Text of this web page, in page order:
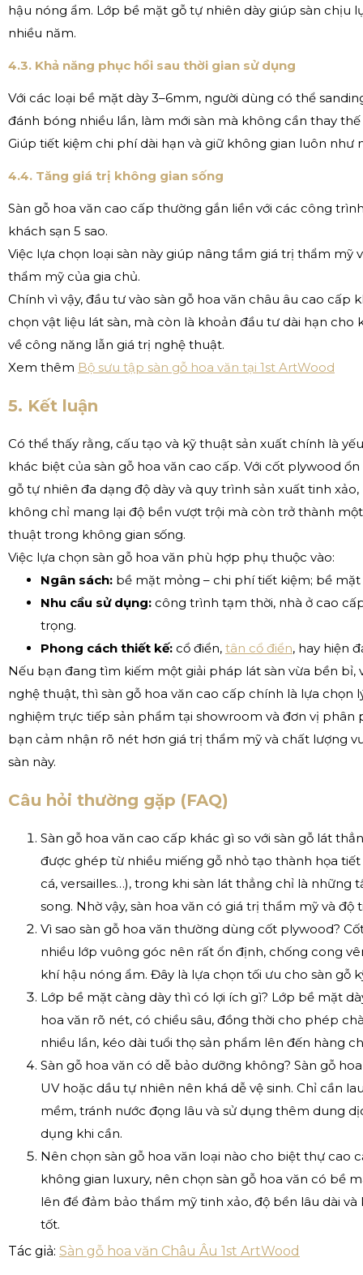
hậu nóng ẩm. Lớp bề mặt gỗ tự nhiên dày giúp sàn chịu
nhiều năm.
4.3. Khả năng phục hồi sau thời gian sử dụng
Với các loại bề mặt dày 3–6mm, người dùng có thể
đánh bóng nhiều lần, làm mới sàn mà không cần thay
Giúp tiết kiệm chi phí dài hạn và giữ không gian luôn như
4.4. Tăng giá trị không gian sống
Sàn gỗ hoa văn cao cấp thường gắn liền với các công
khách sạn 5 sao.
Việc lựa chọn loại sàn này giúp nâng tầm giá trị thẩm mỹ
thẩm mỹ của gia chủ.
Chính vì vậy, đầu tư vào sàn gỗ hoa văn châu âu cao cấp
chọn vật liệu lát sàn, mà còn là khoản đầu tư dài hạn cho
về công năng lẫn giá trị nghệ thuật.
Xem thêm Bộ sưu tập sàn gỗ hoa văn tại 1st ArtWood
5. Kết luận
Có thể thấy rằng, cấu tạo và kỹ thuật sản xuất chính là
khác biệt của sàn gỗ hoa văn cao cấp. Với cốt plywood
gỗ tự nhiên đa dạng độ dày và quy trình sản xuất tinh
không chỉ mang lại độ bền vượt trội mà còn trở thành
thuật trong không gian sống.
Việc lựa chọn sàn gỗ hoa văn phù hợp phụ thuộc vào:
Ngân sách: bề mặt mỏng – chi phí tiết kiệm; bề mặt
Nhu cầu sử dụng: công trình tạm thời, nhà ở cao
trọng.
Phong cách thiết kế: cổ điển, tân cổ điển, hay hiện
Nếu bạn đang tìm kiếm một giải pháp lát sàn vừa bền bỉ,
nghệ thuật, thì sàn gỗ hoa văn cao cấp chính là lựa chọn
nghiệm trực tiếp sản phẩm tại showroom và đơn vị phân
bạn cảm nhận rõ nét hơn giá trị thẩm mỹ và chất lượng
sàn này.
Câu hỏi thường gặp (FAQ)
Sàn gỗ hoa văn cao cấp khác gì so với sàn gỗ lát
được ghép từ nhiều miếng gỗ nhỏ tạo thành họa
cá, versailles…), trong khi sàn lát thẳng chỉ là những
song. Nhờ vậy, sàn hoa văn có giá trị thẩm mỹ và độ
Vì sao sàn gỗ hoa văn thường dùng cốt plywood?
nhiều lớp vuông góc nên rất ổn định, chống cong
khí hậu nóng ẩm. Đây là lựa chọn tối ưu cho sàn gỗ
Lớp bề mặt càng dày thì có lợi ích gì? Lớp bề mặt
hoa văn rõ nét, có chiều sâu, đồng thời cho phép
nhiều lần, kéo dài tuổi thọ sản phẩm lên đến hàng
Sàn gỗ hoa văn có dễ bảo dưỡng không? Sàn gỗ
UV hoặc dầu tự nhiên nên khá dễ vệ sinh. Chỉ cần
mềm, tránh nước đọng lâu và sử dụng thêm dung
dụng khi cần.
Nên chọn sàn gỗ hoa văn loại nào cho biệt thự cao
không gian luxury, nên chọn sàn gỗ hoa văn có bề
lên để đảm bảo thẩm mỹ tinh xảo, độ bền lâu dài
tốt.
Tác giả: Sàn gỗ hoa văn Châu Âu 1st ArtWood